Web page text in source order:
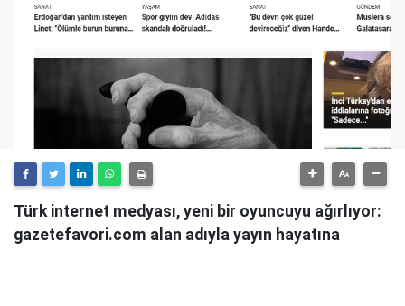
Türk internet medyası, yeni bir oyuncuyu ağırlıyor:
gazetefavori.com alan adıyla yayın hayatına